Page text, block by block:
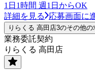
1日1時間 週1日からOK
詳細を見る
応募画面に
りらくる 高田店3のその他の
業務委託契約
りらくる 高田店